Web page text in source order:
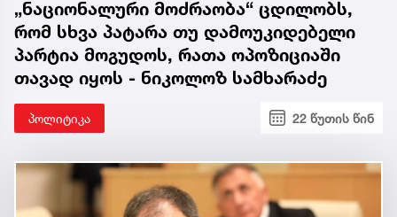
„ნაციონალური მოძრაობა“ ცდილობს,
რომ სხვა პატარა თუ დამოუკიდებელი
პარტია მოგუდოს, რათა ოპოზიციაში
თავად იყოს - ნიკოლოზ სამხარაძე
პოლიტიკა 22 წუთის წინ